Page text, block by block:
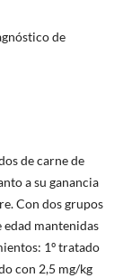
de
de carne de
a su ganancia
Con dos grupos
edad mantenidas
1º tratado
con 2,5 mg/kg